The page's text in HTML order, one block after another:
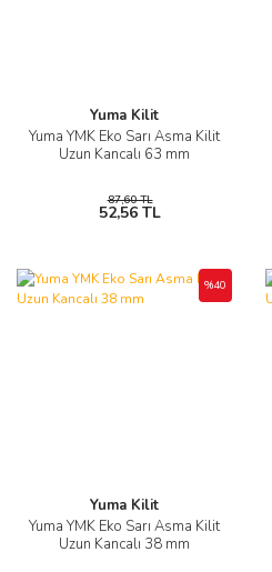
Yuma Kilit
Yuma YMK Eko Sarı Asma Kilit
Uzun Kancalı 63 mm
87,60 TL
52,56 TL
Yuma Kilit
Yuma YMK Eko Sarı Asma Kilit
Uzun Kancalı 38 mm
%40